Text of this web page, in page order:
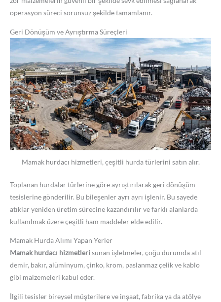
operasyon süreci sorunsuz şekilde tamamlanır.
Geri Dönüşüm ve Ayrıştırma Süreçleri
Mamak hurdacı hizmetleri, çeşitli hurda türlerini satın alır.
Toplanan hurdalar türlerine göre ayrıştırılarak geri dönüşüm
tesislerine gönderilir. Bu bileşenler ayrı ayrı işlenir. Bu sayede
atıklar yeniden üretim sürecine kazandırılır ve farklı alanlarda
kullanılmak üzere çeşitli ham maddeler elde edilir.
Mamak Hurda Alımı Yapan Yerler
Mamak hurdacı hizmetleri sunan işletmeler, çoğu durumda atıl
demir, bakır, alüminyum, çinko, krom, paslanmaz çelik ve kablo
gibi malzemeleri kabul eder.
İlgili tesisler bireysel müşterilere ve inşaat, fabrika ya da atölye